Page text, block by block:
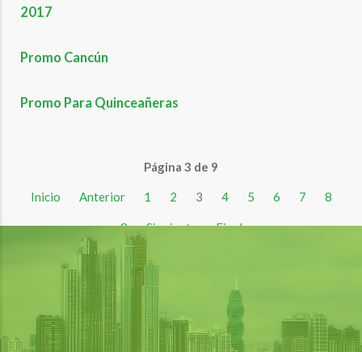
2017
Promo Cancún
Promo Para Quinceañeras
Página 3 de 9
Inicio Anterior 1 2 3 4 5 6 7 8
9 Siguiente Final